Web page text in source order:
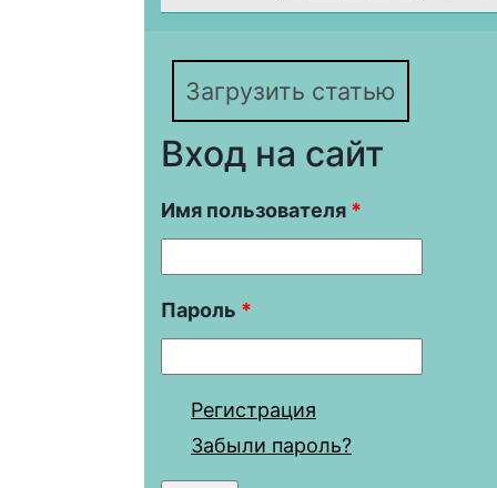
Загрузить статью
Вход на сайт
Имя пользователя *
Пароль *
Регистрация
Забыли пароль?